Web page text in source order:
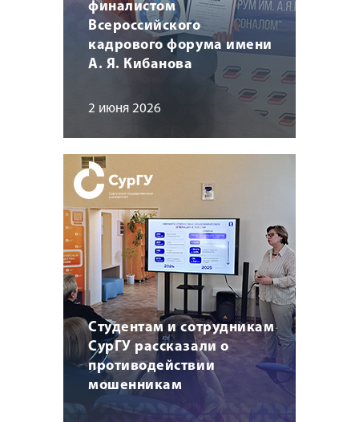
финалистом
Всероссийского
кадрового форума имени
А. Я. Кибанова
2 июня 2026
Студентам и сотрудникам
СурГУ рассказали о
противодействии
мошенникам